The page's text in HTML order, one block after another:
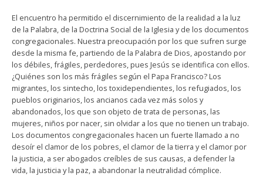
El encuentro ha permitido el discernimiento de la realidad a la luz
de la Palabra, de la Doctrina Social de la Iglesia y de los documentos
congregacionales. Nuestra preocupación por los que sufren surge
desde la misma fe, partiendo de la Palabra de Dios, apostando por
los débiles, frágiles, perdedores, pues Jesús se identifica con ellos.
¿Quiénes son los más frágiles según el Papa Francisco? Los
migrantes, los sintecho, los toxidependientes, los refugiados, los
pueblos originarios, los ancianos cada vez más solos y
abandonados, los que son objeto de trata de personas, las
mujeres, niños por nacer, sin olvidar a los que no tienen un trabajo.
Los documentos congregacionales hacen un fuerte llamado a no
desoír el clamor de los pobres, el clamor de la tierra y el clamor por
la justicia, a ser abogados creíbles de sus causas, a defender la
vida, la justicia y la paz, a abandonar la neutralidad cómplice.